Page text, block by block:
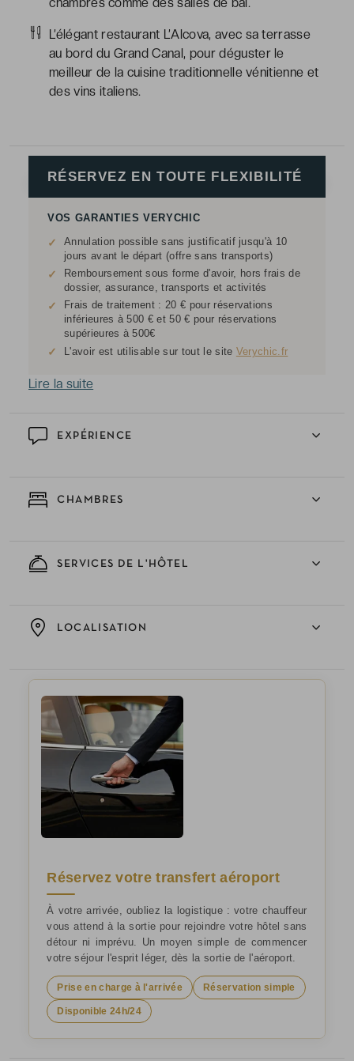
L’élégant restaurant L’Alcova, avec sa terrasse
au bord du Grand Canal, pour déguster le
meilleur de la cuisine traditionnelle vénitienne et
des vins italiens.
EXPÉRIENCE
CHAMBRES
SERVICES DE L'HÔTEL
LOCALISATION
Réservez votre transfert aéroport
À votre arrivée, oubliez la logistique : votre chauffeur
vous attend à la sortie pour rejoindre votre hôtel sans
détour ni imprévu. Un moyen simple de commencer
votre séjour l'esprit léger, dès la sortie de l'aéroport.
Prise en charge à l'arrivée Réservation simple
Disponible 24h/24
RÉSERVEZ EN TOUTE FLEXIBILITÉ
VOS GARANTIES VERYCHIC
✓
Annulation possible sans justificatif jusqu'à 10
jours avant le départ (offre sans transports)
✓
Remboursement sous forme d'avoir, hors frais de
dossier, assurance, transports et activités
✓
Frais de traitement : 20 € pour réservations
inférieures à 500 € et 50 € pour réservations
supérieures à 500€
✓ L'avoir est utilisable sur tout le site Verychic.fr
Lire la suite